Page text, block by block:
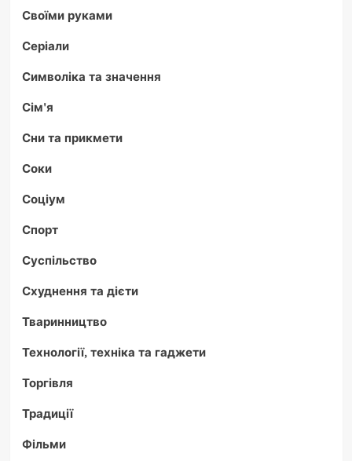
Своїми руками
Серіали
Символіка та значення
Сім'я
Сни та прикмети
Соки
Соціум
Спорт
Суспільство
Схуднення та дієти
Тваринництво
Технології, техніка та гаджети
Торгівля
Традиції
Фільми